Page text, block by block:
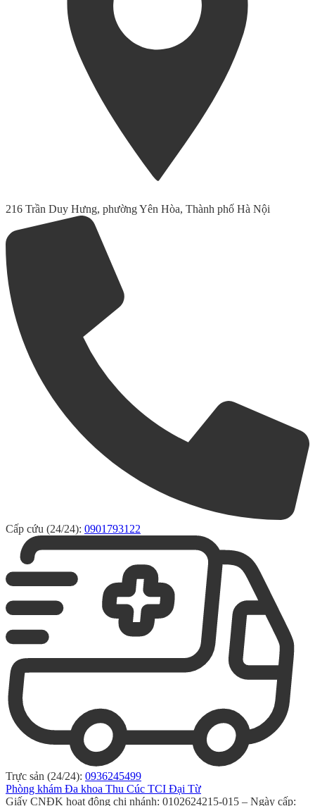
216 Trần Duy Hưng, phường Yên Hòa, Thành phố Hà Nội
Cấp cứu (24/24): 0901793122
Trực sản (24/24): 0936245499
Phòng khám Đa khoa Thu Cúc TCI Đại Từ
Giấy CNĐK hoạt động chi nhánh: 0102624215-015 – Ngày cấp: